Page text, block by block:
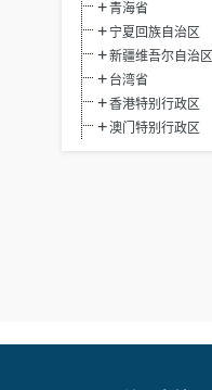
青海省
宁夏回族自治区
新疆维吾尔自治区
台湾省
香港特别行政区
澳门特别行政区